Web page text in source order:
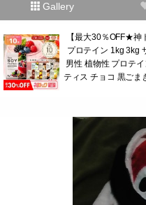
Gallery
【最大30％OFF★神
プロテイン 1kg 3kg
男性 植物性 プロテ
ティス チョコ 黒ごま